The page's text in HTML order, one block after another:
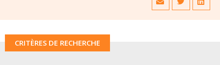
CRITÈRES DE RECHERCHE